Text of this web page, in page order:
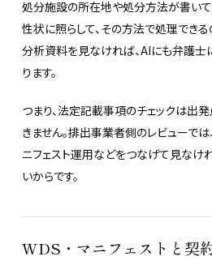
処分施設の所在地や処分方法が書いて
性状に照らして、その方法で処理でき
分析資料を見なければ、AIにも弁護士
ります。
つまり、法定記載事項のチェックは出
きません。排出事業者側のレビューでは
ニフェスト運用などをつなげて見なけ
いからです。
WDS・マニフェストと契